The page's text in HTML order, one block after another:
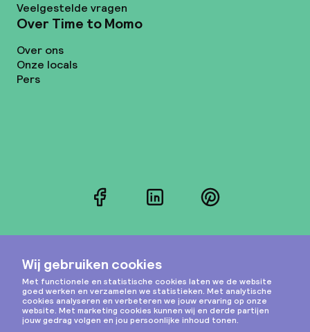
Veelgestelde vragen
Over Time to Momo
Over ons
Onze locals
Pers
FacebookLinkedInPinterest
Instagram